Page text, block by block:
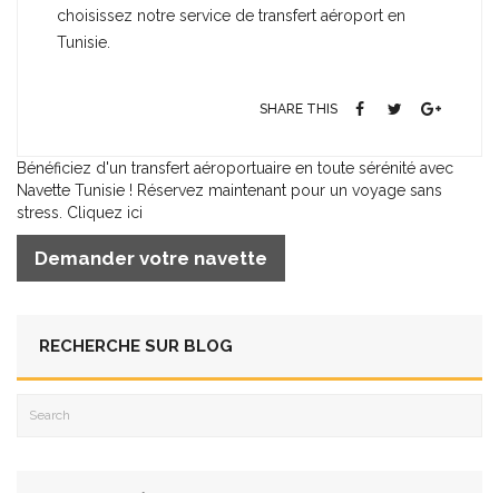
choisissez notre service de transfert aéroport en
Tunisie.
SHARE THIS
Bénéficiez d'un transfert aéroportuaire en toute sérénité avec
Navette Tunisie ! Réservez maintenant pour un voyage sans
stress. Cliquez ici
Demander votre navette
RECHERCHE SUR BLOG